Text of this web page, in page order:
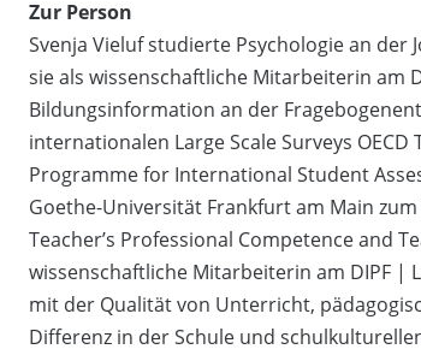
Zur Person
Svenja Vieluf studierte Psychologie an der
sie als wissenschaftliche Mitarbeiterin am
Bildungsinformation an der
internationalen Large Scale Surveys
Programme for International Student
Goethe-Universität Frankfurt am Main
Teacher’s Professional Competence and
wissenschaftliche Mitarbeiterin am DIPF
mit der Qualität von Unterricht,
Differenz in der Schule und